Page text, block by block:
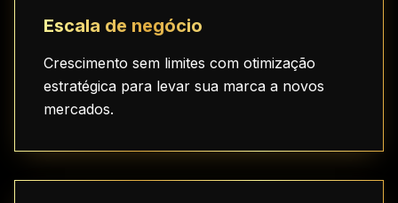
Escala de negócio
Crescimento sem limites com otimização
estratégica para levar sua marca a novos
mercados.